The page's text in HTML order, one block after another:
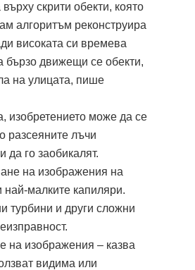
скрити обекти, която
алгоритъм реконструира
високата си времева
бързо движещи се обекти,
на улицата, пише
изобретението може да се
разсеяните лъчи
да го заобикалят.
на изображения на
най-малките капиляри.
турбини и други сложни
на изображения – казва
видима или